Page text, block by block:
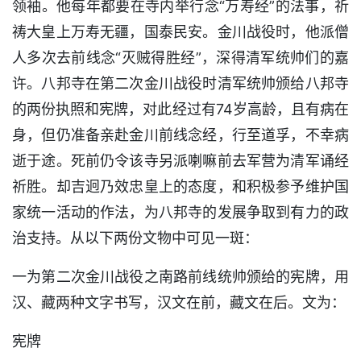
领袖。他每年都要在寺内举行念“万寿经”的法事，祈
祷大皇上万寿无疆，国泰民安。金川战役时，他派僧
人多次去前线念“灭贼得胜经”，深得清军统帅们的嘉
许。八邦寺在第二次金川战役时清军统帅颁给八邦寺
的两份执照和宪牌，对此经过有74岁高龄，且有病在
身，但仍准备亲赴金川前线念经，行至道孚，不幸病
逝于途。死前仍令该寺另派喇嘛前去军营为清军诵经
祈胜。却吉迥乃效忠皇上的态度，和积极参予维护国
家统一活动的作法，为八邦寺的发展争取到有力的政
治支持。从以下两份文物中可见一斑：
一为第二次金川战役之南路前线统帅颁给的宪牌，用
汉、藏两种文字书写，汉文在前，藏文在后。文为：
宪牌